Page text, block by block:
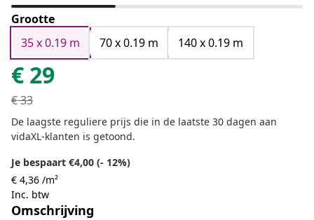
roon
Grootte
35 x 0.19 m
70 x 0.19 m 140 x 0.19 m
€ 29
€33
De laagste reguliere prijs die in de laatste 30 dagen aan
vidaXL-klanten is getoond.
Je bespaart €4,00 (- 12%)
€ 4,36 /m²
Inc. btw
Omschrijving